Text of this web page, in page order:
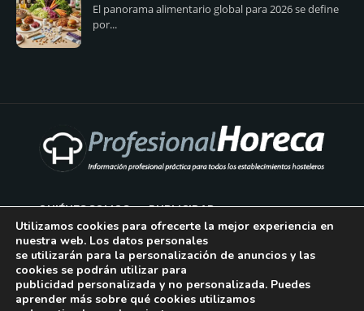
El panorama alimentario global para 2026 se define
por...
QUIÉNES SOMOS PUBLICIDAD
AVISO LEGAL
POLÍTICA DE COOKIES
POLÍTICA DE PRIVACIDAD
Utilizamos cookies para ofrecerte la mejor experiencia en
nuestra web. Los datos personales
se utilizarán para la personalización de anuncios y las
cookies se podrán utilizar para
publicidad personalizada y no personalizada. Puedes
aprender más sobre qué cookies utilizamos